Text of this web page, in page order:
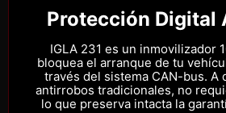
Protección Digital
IGLA 231 es un inmovilizador
bloquea el arranque de tu
través del sistema CAN-bus. A
antirrobos tradicionales, no
lo que preserva intacta la